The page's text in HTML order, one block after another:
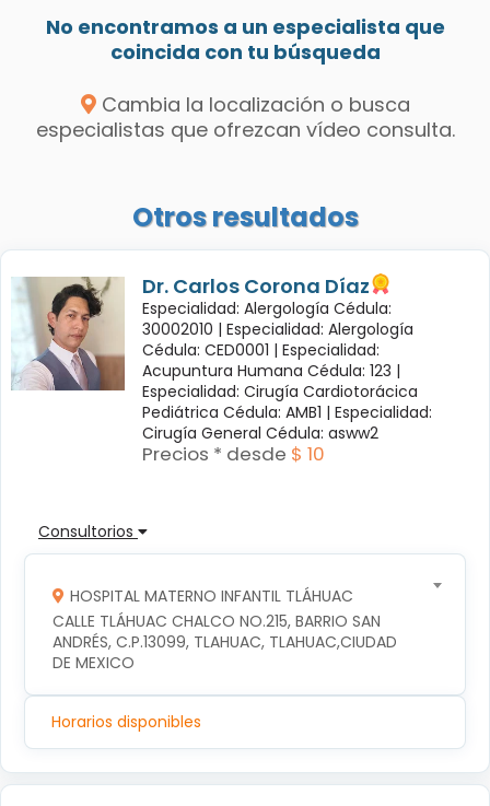
No encontramos a un especialista que
coincida con tu búsqueda
Cambia la localización o busca
especialistas que ofrezcan vídeo consulta.
Otros resultados
Dr. Carlos Corona Díaz
Especialidad: Alergología Cédula:
30002010 | Especialidad: Alergología
Cédula: CED0001 | Especialidad:
Acupuntura Humana Cédula: 123 |
Especialidad: Cirugía Cardiotorácica
Pediátrica Cédula: AMB1 | Especialidad:
Cirugía General Cédula: asww2
Precios * desde $ 10
Consultorios
HOSPITAL MATERNO INFANTIL TLÁHUAC
CALLE TLÁHUAC CHALCO NO.215, BARRIO SAN
ANDRÉS, C.P.13099, TLAHUAC, TLAHUAC,CIUDAD
DE MEXICO
Horarios disponibles